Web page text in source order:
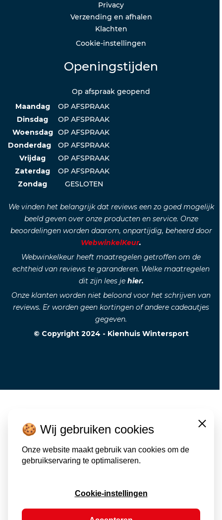
Privacy
Verzending en afhalen
Klachten
Cookie-instellingen
Openingstijden
Op afspraak geopend
Maandag
OP AFSPRAAK
Dinsdag
OP AFSPRAAK
Woensdag OP AFSPRAAK
Donderdag
OP AFSPRAAK
Vrijdag
OP AFSPRAAK
Zaterdag
OP AFSPRAAK
Zondag
GESLOTEN
We vinden het belangrijk dat reviews een zo goed mogelijk
beeld geven over onze producten en service. Onze
beoordelingen worden daarom, onpartijdig, beheerd door
WebwinkelKeur.
Webwinkelkeur heeft maatregelen getroffen om de
echtheid van reviews te garanderen. Welke maatregelen
dit zijn lees je hier.
Onze klanten worden niet beloond voor het schrijven van
reviews. Er worden geen kortingen of andere cadeautjes
gegeven.
© Copyright 2024 - Kienhuis Wintersport
🍪 Wij gebruiken cookies
Onze website maakt gebruik van cookies om de
gebruikservaring te optimaliseren.
Close
Cookie-instellingen